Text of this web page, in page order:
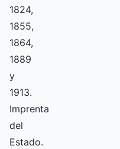
1824,
1855,
1864,
1889
y
1913.
Imprenta
del
Estado.